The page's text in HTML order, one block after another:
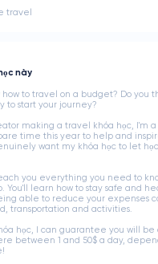
travel
này
how to travel on a budget? Do you
to start your journey?
making a travel khóa học, I'm
time this year to help and
want my khóa học to let
you everything you need to
You'll learn how to stay safe and
able to reduce your expenses
transportation and activities.
học, I can guarantee you will be
between 1 and 50$ a day,